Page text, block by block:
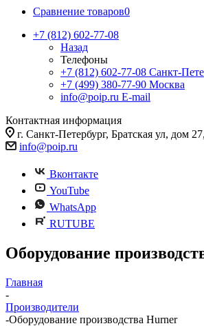
Сравнение товаров0
+7 (812) 602-77-08
Назад
Телефоны
+7 (812) 602-77-08 Санкт-
+7 (499) 380-77-90 Москва
info@poip.ru E-mail
Контактная информация
г. Санкт-Петербург, Братская ул, дом
info@poip.ru
Вконтакте
YouTube
WhatsApp
RUTUBE
Оборудование
Главная
-
Производители
-Оборудование производства Hurner